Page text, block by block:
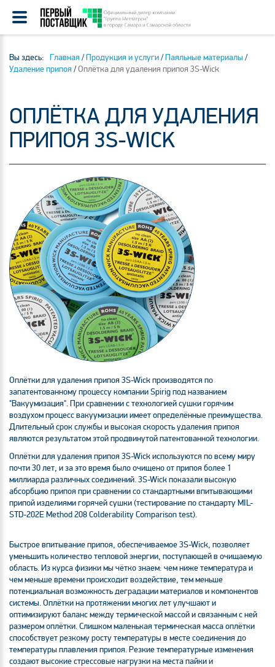
Вы здесь: Главная /Продукция и услуги/Паяльные материалы /
Удаление припоя /Оплётка для удаления припоя 3S-Wick
ОПЛЁТКА ДЛЯ УДАЛЕНИЯ
ПРИПОЯ 3S-WICK
Оплётки для удаления припоя 3S-Wick производятся по
запатентованному процессу компании Spirig под названием
"Вакуумизация". При сравнении с технологией сушки горячим
воздухом процесс вакуумизации имеет определённые преимущества.
Длительный срок службы и высокая скорость удаления припоя
являются результатом этой продвинутой патентованной технологии.
Оплётки для удаления припоя 3S-Wick используются по всему миру
почти 30 лет, и за это время было очищено от припоя более 1
миллиарда различных соединений. 3S-Wick показали высокую
абсорбцию припоя при сравнении со стандартными впитывающими
припой изделиями горячей сушки (тестирование по стандарту MIL-
STD-202E Method 208 Colderability Comparison test).
Быстрое впитывание припоя, обеспечиваемое 3S-Wick, позволяет
уменьшить количество тепловой энергии, поступающей в очищаемую
область. Из курса физики мы чётко знаем: чем ниже температура и
чем меньше времени происходит воздействие, тем меньше
потенциальная возможность деградации материалов и компонентов
системы. Оплётки на протяжении многих лет улучшают и
оптимизируют баланс между термической массой и связанным с ней
размером оплётки. Слишком маленькая термическая масса оплётки
способствует резкому росту температуры в месте соединения до
температуры плавления припоя. Резкие температурные изменения
создают высокие стрессовые нагрузки на места пайки и